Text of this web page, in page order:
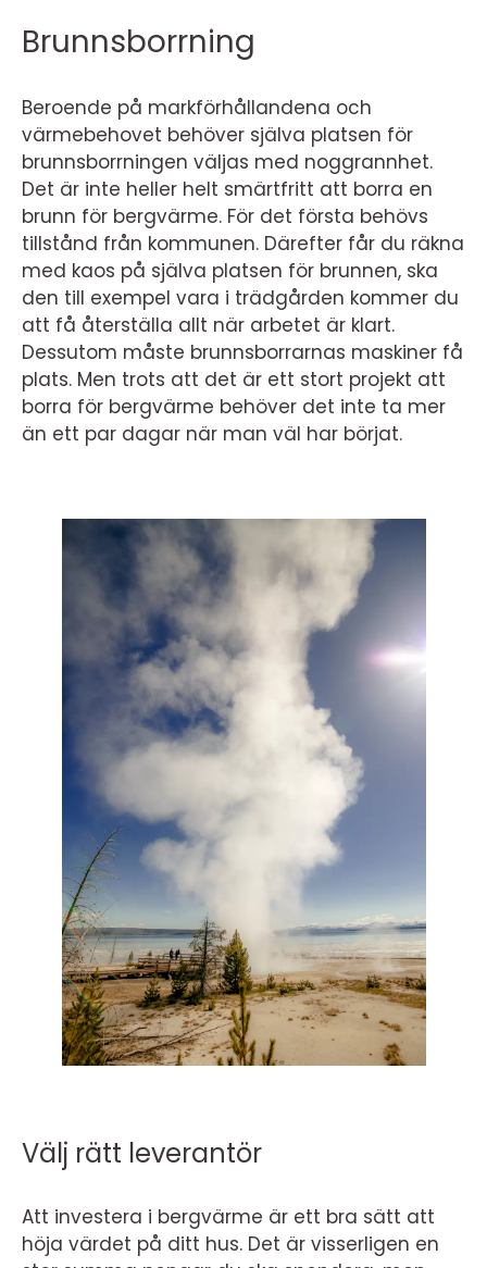
Brunnsborrning
Beroende på markförhållandena och
värmebehovet behöver själva platsen för
brunnsborrningen väljas med noggrannhet.
Det är inte heller helt smärtfritt att borra en
brunn för bergvärme. För det första behövs
tillstånd från kommunen. Därefter får du räkna
med kaos på själva platsen för brunnen, ska
den till exempel vara i trädgården kommer du
att få återställa allt när arbetet är klart.
Dessutom måste brunnsborrarnas maskiner få
plats. Men trots att det är ett stort projekt att
borra för bergvärme behöver det inte ta mer
än ett par dagar när man väl har börjat.
Välj rätt leverantör
Att investera i bergvärme är ett bra sätt att
höja värdet på ditt hus. Det är visserligen en